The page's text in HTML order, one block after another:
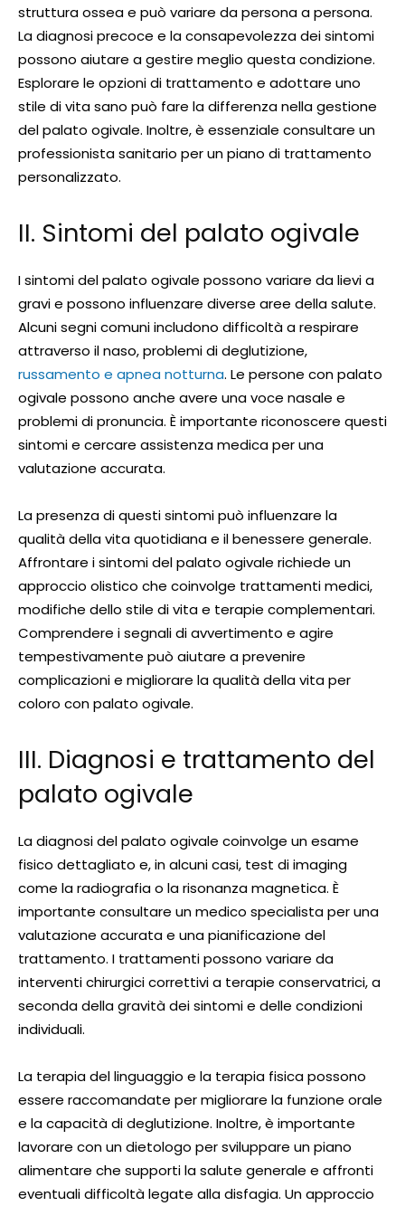
struttura ossea e può variare da persona a persona.
La diagnosi precoce e la consapevolezza dei sintomi
possono aiutare a gestire meglio questa condizione.
Esplorare le opzioni di trattamento e adottare uno
stile di vita sano può fare la differenza nella gestione
del palato ogivale. Inoltre, è essenziale consultare un
professionista sanitario per un piano di trattamento
personalizzato.
II. Sintomi del palato ogivale
I sintomi del palato ogivale possono variare da lievi a
gravi e possono influenzare diverse aree della salute.
Alcuni segni comuni includono difficoltà a respirare
attraverso il naso, problemi di deglutizione,
russamento e apnea notturna. Le persone con palato
ogivale possono anche avere una voce nasale e
problemi di pronuncia. È importante riconoscere questi
sintomi e cercare assistenza medica per una
valutazione accurata.
La presenza di questi sintomi può influenzare la
qualità della vita quotidiana e il benessere generale.
Affrontare i sintomi del palato ogivale richiede un
approccio olistico che coinvolge trattamenti medici,
modifiche dello stile di vita e terapie complementari.
Comprendere i segnali di avvertimento e agire
tempestivamente può aiutare a prevenire
complicazioni e migliorare la qualità della vita per
coloro con palato ogivale.
III. Diagnosi e trattamento del
palato ogivale
La diagnosi del palato ogivale coinvolge un esame
fisico dettagliato e, in alcuni casi, test di imaging
come la radiografia o la risonanza magnetica. È
importante consultare un medico specialista per una
valutazione accurata e una pianificazione del
trattamento. I trattamenti possono variare da
interventi chirurgici correttivi a terapie conservatrici, a
seconda della gravità dei sintomi e delle condizioni
individuali.
La terapia del linguaggio e la terapia fisica possono
essere raccomandate per migliorare la funzione orale
e la capacità di deglutizione. Inoltre, è importante
lavorare con un dietologo per sviluppare un piano
alimentare che supporti la salute generale e affronti
eventuali difficoltà legate alla disfagia. Un approccio